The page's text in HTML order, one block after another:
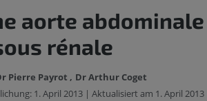
aorte abdominale
rénale
Pierre Payrot
Dr Arthur Coget
1. April 2013 | Aktualisiert am 1. April 2013